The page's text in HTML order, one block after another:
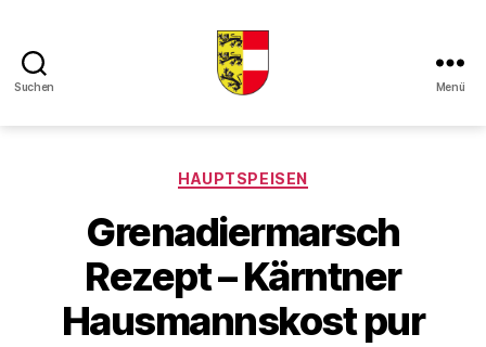
Suchen
Kueche
Menü
Kategorien
HAUPTSPEISEN
Grenadiermarsch
Rezept – Kärntner
Hausmannskost pur